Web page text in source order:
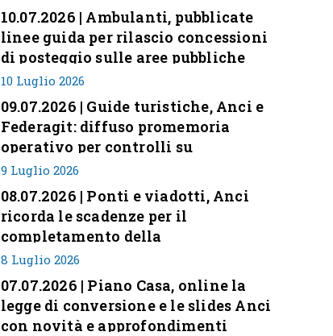
10.07.2026 | Ambulanti, pubblicate
linee guida per rilascio concessioni
di posteggio sulle aree pubbliche
10 Luglio 2026
09.07.2026 | Guide turistiche, Anci e
Federagit: diffuso promemoria
operativo per controlli su
professione
9 Luglio 2026
08.07.2026 | Ponti e viadotti, Anci
ricorda le scadenze per il
completamento della
classificazione del rischio
8 Luglio 2026
07.07.2026 | Piano Casa, online la
legge di conversione e le slides Anci
con novità e approfondimenti